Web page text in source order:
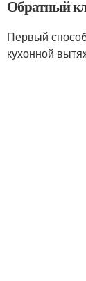
Обратный
Первый
кухонной